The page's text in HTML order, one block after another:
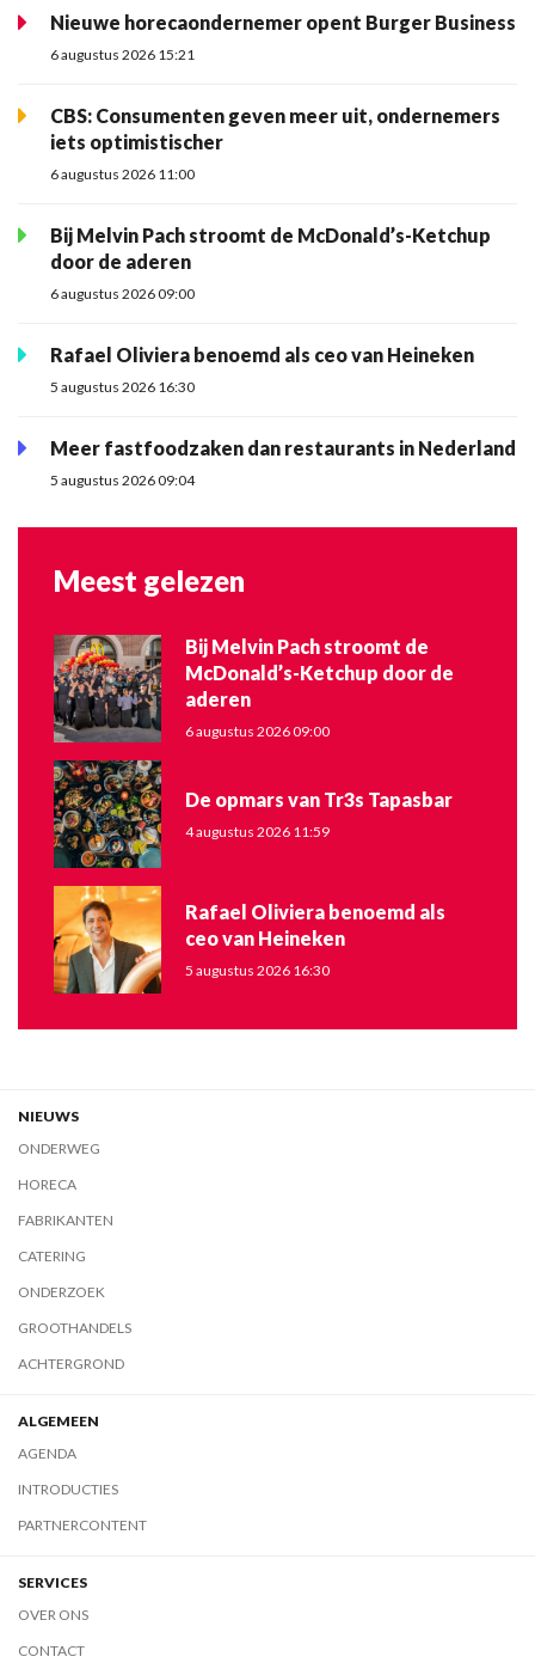
Nieuwe horecaondernemer opent Burger Business
6 augustus 2026 15:21
CBS: Consumenten geven meer uit, ondernemers
iets optimistischer
6 augustus 2026 11:00
Bij Melvin Pach stroomt de McDonald’s-Ketchup
door de aderen
6 augustus 2026 09:00
Rafael Oliviera benoemd als ceo van Heineken
5 augustus 2026 16:30
Meer fastfoodzaken dan restaurants in Nederland
5 augustus 2026 09:04
Meest gelezen
Bij Melvin Pach stroomt de
McDonald’s-Ketchup door de
aderen
6 augustus 2026 09:00
De opmars van Tr3s Tapasbar
4 augustus 2026 11:59
Rafael Oliviera benoemd als
ceo van Heineken
5 augustus 2026 16:30
NIEUWS
ONDERWEG
HORECA
FABRIKANTEN
CATERING
ONDERZOEK
GROOTHANDELS
ACHTERGROND
ALGEMEEN
AGENDA
INTRODUCTIES
PARTNERCONTENT
SERVICES
OVER ONS
CONTACT